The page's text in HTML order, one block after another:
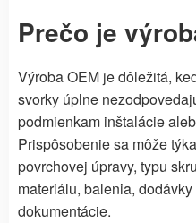
Prečo je
Výroba OEM je dôležitá,
svorky úplne
podmienkam inštalácie
Prispôsobenie sa môže
povrchovej úpravy, typu
materiálu, balenia,
dokumentácie.